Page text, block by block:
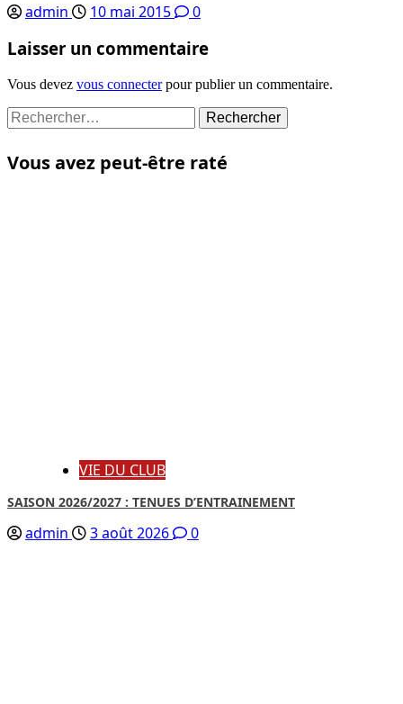
admin 10 mai 2015 0
Laisser un commentaire
Vous devez vous connecterpour publier un commentaire.
Rechercher :
Vous avez peut-être raté
VIE DU CLUB
SAISON 2026/2027 : TENUES D’ENTRAINEMENT
admin 3 août 2026 0